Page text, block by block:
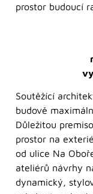
prostor budoucí
Soutěžící
budově
Důležitou
prostor na
od ulice Na
ateliérů návrhy
dynamický,